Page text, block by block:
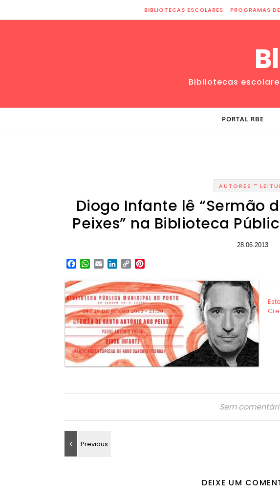
BIBLIOTECAS ESCOLARES PROGRAMAS
Bibliotecas
PORTAL RBE
AUTORES -
Diogo Infante lê “Sermão
Peixes” na Biblioteca
28.06.2013
Facebook
WhatsApp
EmailLinkedIn
Copy
Sem
DEIXE UM